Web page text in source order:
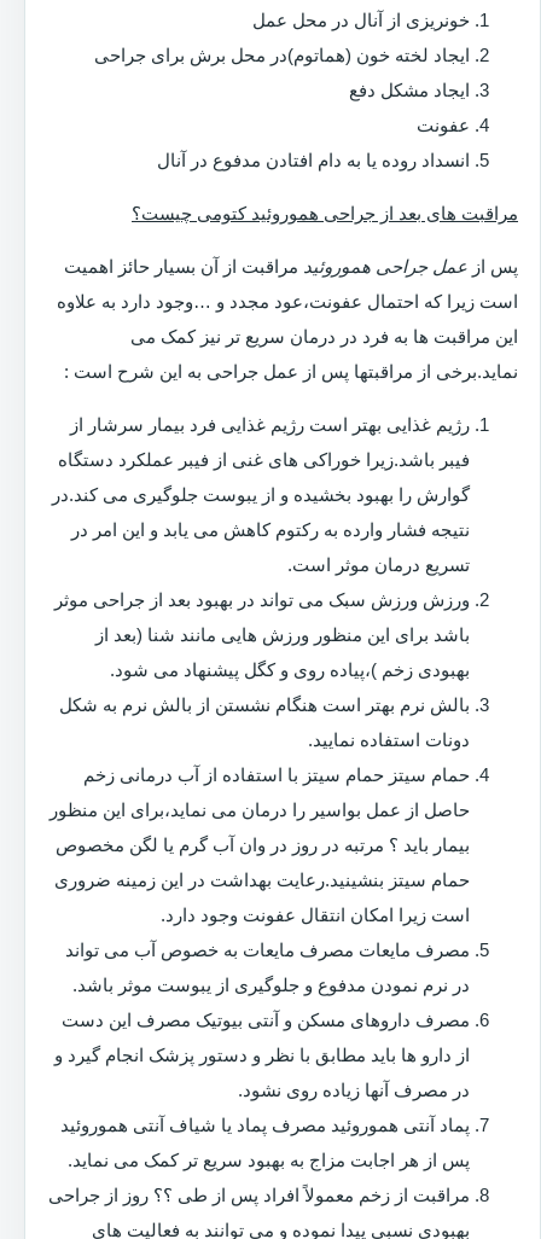
خونریزی از آنال در محل عمل
ایجاد لخته خون (هماتوم)در محل برش برای جراحی
ایجاد مشکل دفع
عفونت
انسداد روده یا به دام افتادن مدفوع در آنال
مراقبت های بعد از جراحی هموروئید کتومی چیست؟
پس از عمل جراحی هموروئید مراقبت از آن بسیار حائز اهمیت
است زیرا که احتمال عفونت،عود مجدد و …وجود دارد به علاوه
این مراقبت ها به فرد در درمان سریع تر نیز کمک می
نماید.برخی از مراقبتها پس از عمل جراحی به این شرح است :
رژیم غذایی بهتر است رژیم غذایی فرد بیمار سرشار از
فیبر باشد.زیرا خوراکی های غنی از فیبر عملکرد دستگاه
گوارش را بهبود بخشیده و از یبوست جلوگیری می کند.در
نتیجه فشار وارده به رکتوم کاهش می یابد و این امر در
تسریع درمان موثر است.
ورزش ورزش سبک می تواند در بهبود بعد از جراحی موثر
باشد برای این منظور ورزش هایی مانند شنا (بعد از
بهبودی زخم )،پیاده روی و کگل پیشنهاد می شود.
بالش نرم بهتر است هنگام نشستن از بالش نرم به شکل
دونات استفاده نمایید.
حمام سیتز حمام سیتز با استفاده از آب درمانی زخم
حاصل از عمل بواسیر را درمان می نماید،برای این منظور
بیمار باید ؟ مرتبه در روز در وان آب گرم یا لگن مخصوص
حمام سیتز بنشینید.رعایت بهداشت در این زمینه ضروری
است زیرا امکان انتقال عفونت وجود دارد.
مصرف مایعات مصرف مایعات به خصوص آب می تواند
در نرم نمودن مدفوع و جلوگیری از یبوست موثر باشد.
مصرف داروهای مسکن و آنتی بیوتیک مصرف این دست
از دارو ها باید مطابق با نظر و دستور پزشک انجام گیرد و
در مصرف آنها زیاده روی نشود.
پماد آنتی هموروئید مصرف پماد یا شیاف آنتی هموروئید
پس از هر اجابت مزاج به بهبود سریع تر کمک می نماید.
مراقبت از زخم معمولاً افراد پس از طی ؟؟ روز از جراحی
بهبودی نسبی پیدا نموده و می توانند به فعالیت های